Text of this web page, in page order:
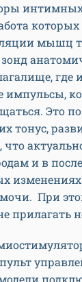
мышц
где
импульсы,
Это
тонус,
что
и в
При
прилагать